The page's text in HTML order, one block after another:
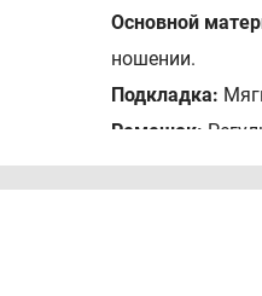
Основной
ношении.
Подкладка:
Ремешок: